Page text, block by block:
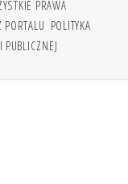
PRAWA
POLITYKA
PUBLICZNEJ